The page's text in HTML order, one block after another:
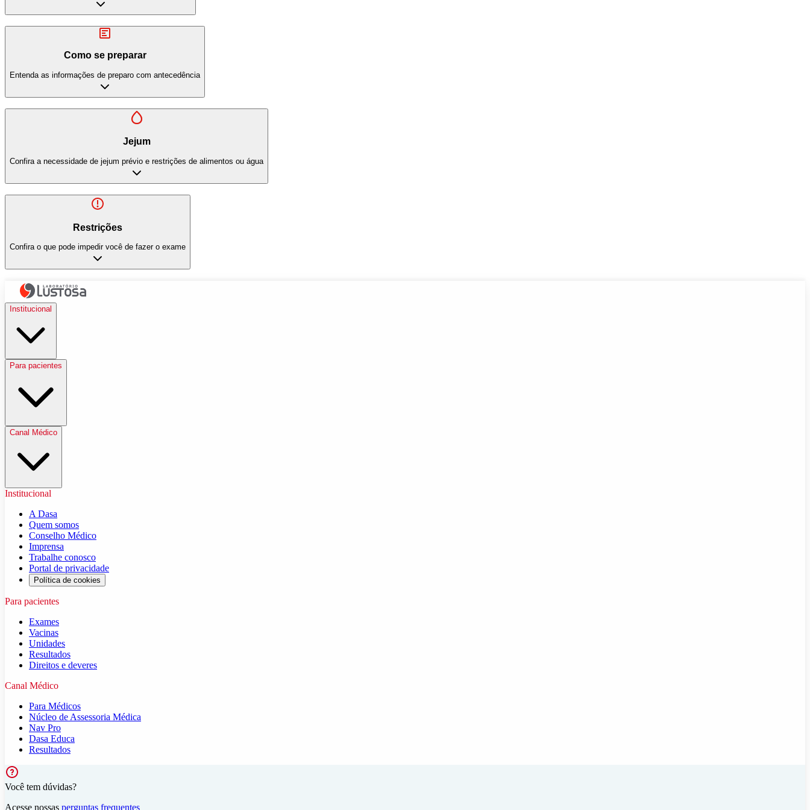
Como se preparar
Entenda as informações de preparo com antecedência
Jejum
Confira a necessidade de jejum prévio e restrições de alimentos ou água
Restrições
Confira o que pode impedir você de fazer o exame
Institucional
Para pacientes
Canal Médico
Institucional
A Dasa
Quem somos
Conselho Médico
Imprensa
Trabalhe conosco
Portal de privacidade
Política de cookies
Para pacientes
Exames
Vacinas
Unidades
Resultados
Direitos e deveres
Canal Médico
Para Médicos
Núcleo de Assessoria Médica
Nav Pro
Dasa Educa
Resultados
Você tem dúvidas?
Acesse nossas perguntas frequentes